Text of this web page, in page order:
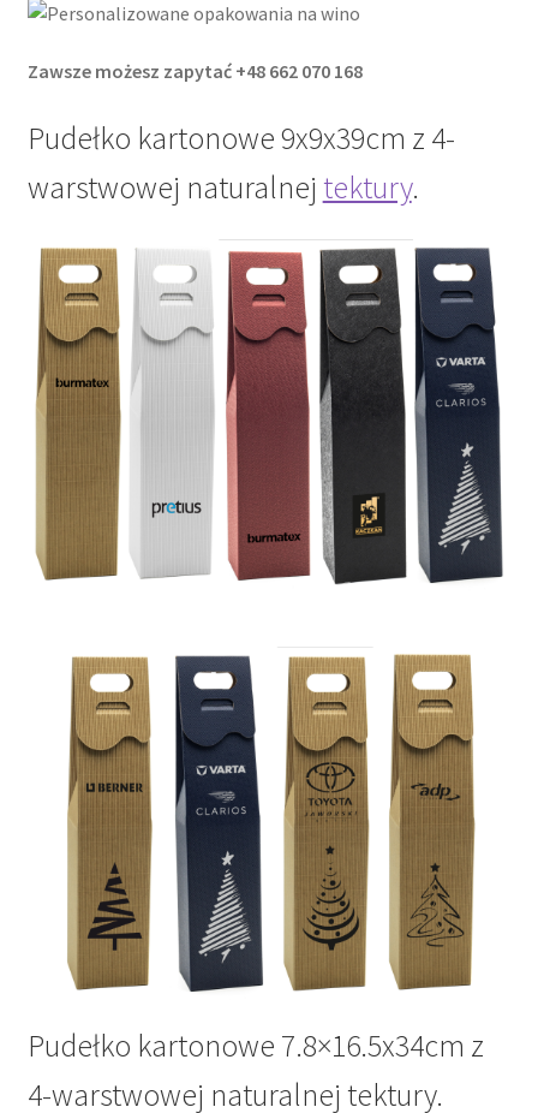
Zawsze możesz zapytać +48 662 070 168
Pudełko kartonowe 9x9x39cm z 4-
warstwowej naturalnej tektury.
Pudełko kartonowe 7.8×16.5x34cm z
4-warstwowej naturalnej tektury.